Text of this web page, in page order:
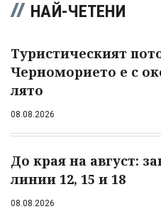
НАЙ-ЧЕТЕНИ
Туристическият
Черноморието е с
лято
08.08.2026
До края на август:
линии 12, 15 и 18
08.08.2026